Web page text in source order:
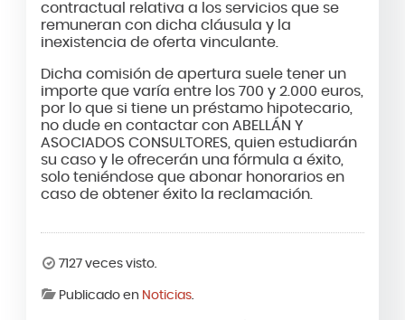
contractual relativa a los servicios que se
remuneran con dicha cláusula y la
inexistencia de oferta vinculante.
Dicha comisión de apertura suele tener un
importe que varía entre los 700 y 2.000 euros,
por lo que si tiene un préstamo hipotecario,
no dude en contactar con ABELLÁN Y
ASOCIADOS CONSULTORES, quien estudiarán
su caso y le ofrecerán una fórmula a éxito,
solo teniéndose que abonar honorarios en
caso de obtener éxito la reclamación.
7127 veces visto.
Publicado en Noticias.